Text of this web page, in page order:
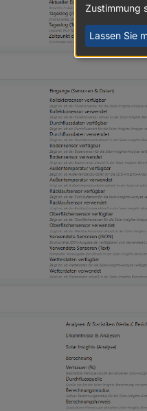
Zustimmung
Lassen Sie